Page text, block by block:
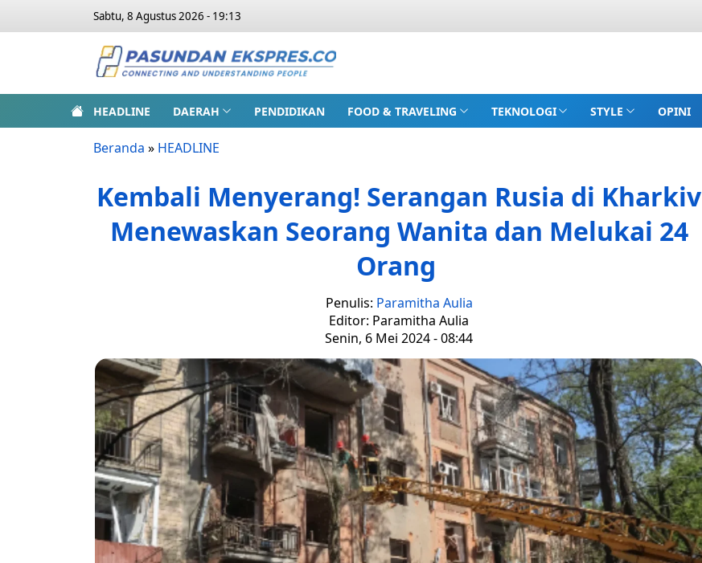
Sabtu, 8 Agustus 2026 - 19:13
HEADLINE DAERAH PENDIDIKAN FOOD & TRAVELING TEKNOLOGI STYLE OPINI
Beranda » HEADLINE
Kembali Menyerang! Serangan Rusia di Kharkiv
Menewaskan Seorang Wanita dan Melukai 24
Orang
Penulis: Paramitha Aulia
Editor: Paramitha Aulia
Senin, 6 Mei 2024 - 08:44